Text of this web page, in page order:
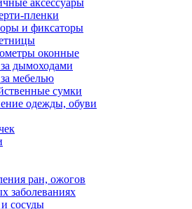
аксессуары
пленки
и фиксаторы
оконные
дымоходами
мебелью
сумки
одежды, обуви
ран, ожогов
заболеваниях
сосуды